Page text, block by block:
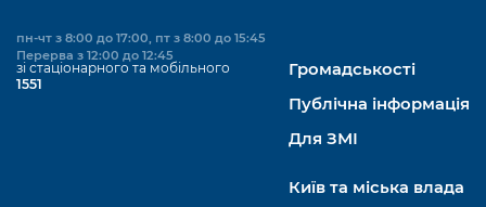
пн-чт з 8:00 до 17:00, пт з 8:00 до 15:45
Перерва з 12:00 до 12:45
зі стаціонарного та мобільного
1551
Громадськості
Публічна інформація
Для ЗМІ
Київ та міська влада